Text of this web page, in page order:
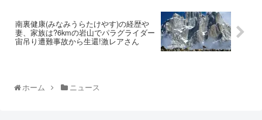
南裏健康(みなみうらたけやす)の経歴や
妻、家族は?6kmの岩山でパラグライダー
宙吊り遭難事故から生還!激レアさん
ホーム ニュース